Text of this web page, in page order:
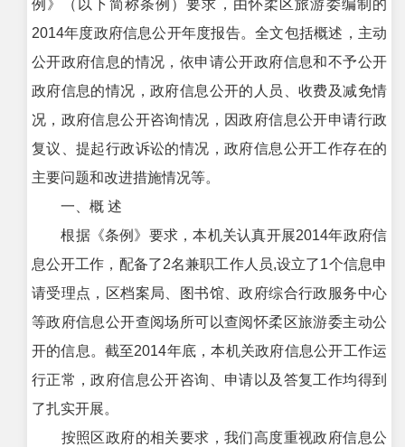
例》（以下简称条例）要求，由怀柔区旅游委编制的
2014年度政府信息公开年度报告。全文包括概述，主动
公开政府信息的情况，依申请公开政府信息和不予公开
政府信息的情况，政府信息公开的人员、收费及减免情
况，政府信息公开咨询情况，因政府信息公开申请行政
复议、提起行政诉讼的情况，政府信息公开工作存在的
主要问题和改进措施情况等。
一、概 述
根据《条例》要求，本机关认真开展2014年政府信
息公开工作，配备了2名兼职工作人员,设立了1个信息申
请受理点，区档案局、图书馆、政府综合行政服务中心
等政府信息公开查阅场所可以查阅怀柔区旅游委主动公
开的信息。截至2014年底，本机关政府信息公开工作运
行正常，政府信息公开咨询、申请以及答复工作均得到
了扎实开展。
按照区政府的相关要求，我们高度重视政府信息公